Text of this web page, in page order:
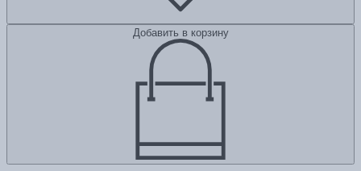
Добавить в корзину